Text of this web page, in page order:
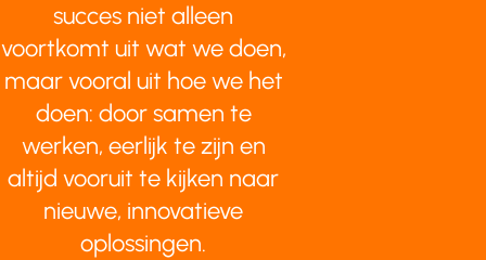
succes niet alleen
voortkomt uit wat we doen,
maar vooral uit hoe we het
doen: door samen te
werken, eerlijk te zijn en
altijd vooruit te kijken naar
nieuwe, innovatieve
oplossingen.